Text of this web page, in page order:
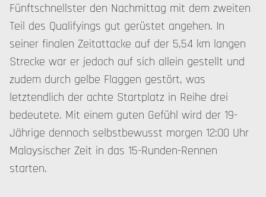
Fünftschnellster den Nachmittag mit dem zweiten
Teil des Qualifyings gut gerüstet angehen. In
seiner finalen Zeitattacke auf der 5,54 km langen
Strecke war er jedoch auf sich allein gestellt und
zudem durch gelbe Flaggen gestört, was
letztendlich der achte Startplatz in Reihe drei
bedeutete. Mit einem guten Gefühl wird der 19-
Jährige dennoch selbstbewusst morgen 12:00 Uhr
Malaysischer Zeit in das 15-Runden-Rennen
starten.